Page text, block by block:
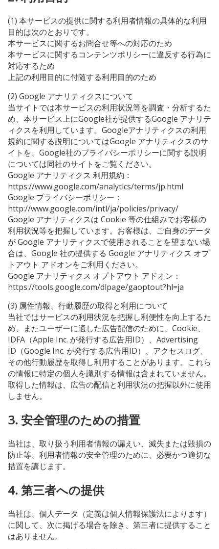
(1) 本サービスの提供に関する利用者情報の具体的な利用
目的は次のとおりです。
本サービスに関するお問合せ等への対応のため
本サービスに関するコンテンツポリシーに違反する行為に
対応するため
上記の利用目的に付随する利用目的のため
(2) Google アナリティクスについて
当サイトでは本サービスの利用状況等を調査・分析するた
め、本サービス上にGoogle社が提供するGoogle アナリテ
ィクスを利用しています。Googleアナリティクスの利用
規約に関する説明についてはGoogle アナリティクスのサ
イトを、Google社のプライバシーポリシーに関する説明
については同社のサイトをご覧ください。
Google アナリティクス 利用規約：
https://www.google.com/analytics/terms/jp.html
Google プライバシーポリシー：
http://www.google.com/intl/ja/policies/privacy/
Google アナリティクスは Cookie 等の仕組みでお客様の
利用状況等を把握しています。お客様は、ご自身のデータ
が Google アナリティクスで使用されることを望まない場
合は、Google 社の提供する Google アナリティクス オプ
トアウト アドオンをご利用ください。
Google アナリティクス オプトアウト アドオン：
https://tools.google.com/dlpage/gaoptout?hl=ja
(3) 属性情報、行動履歴の取得と利用について
当社ではサービスの利用状況を把握し利便性を向上するた
め、またユーザーに適した広告配信のために、Cookie、
IDFA（Apple Inc. が発行する広告用ID）、Advertising
ID（Google Inc. が発行する広告用ID）、アクセスログ、
その他行動履歴を取得し利用することがあります。これら
の情報に特定の個人を識別する情報は含まれていません。
取得した情報は、広告の配信と利用状況の把握以外に使用
しません。
3. 安全管理のための措置
当社は、取り扱う利用者情報の漏えい、滅失または毀損の
防止等、利用者情報の安全管理のために、必要かつ適切な
措置を講じます。
4. 第三者への提供
当社は、個人データ（定義は個人情報保護法によります）
に関して、次に掲げる場合を除き、第三者に提供すること
はありません。